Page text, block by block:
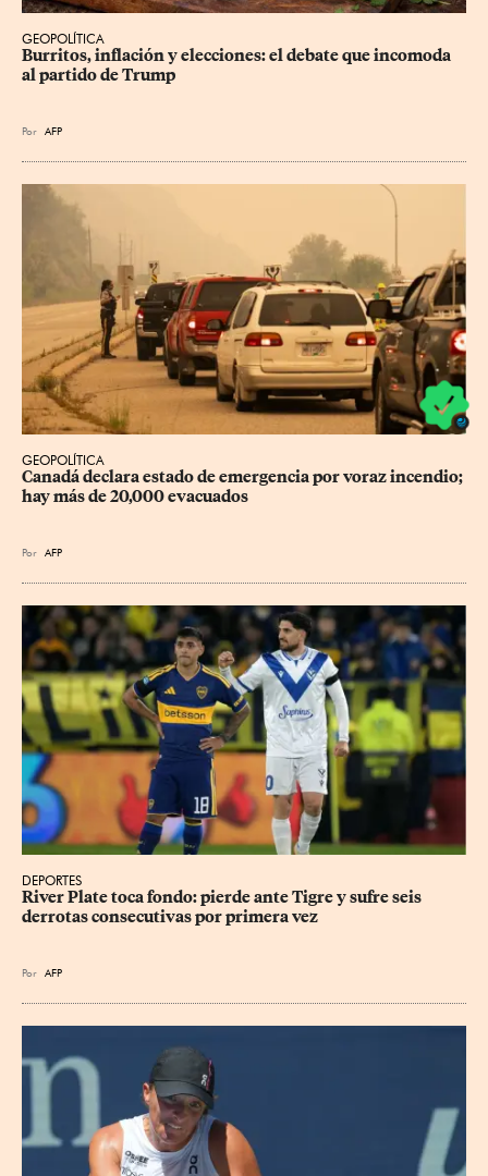
GEOPOLÍTICA
Burritos, inflación y elecciones: el debate que incomoda
al partido de Trump
Por AFP
GEOPOLÍTICA
Canadá declara estado de emergencia por voraz incendio;
hay más de 20,000 evacuados
Por AFP
DEPORTES
River Plate toca fondo: pierde ante Tigre y sufre seis
derrotas consecutivas por primera vez
Por AFP